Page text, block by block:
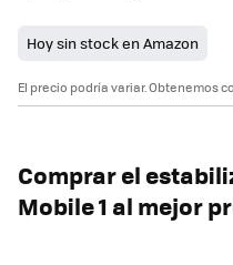
Hoy sin stock en Amazon
El precio podría variar. Obtenemos
Comprar el
Mobile 1 al mejor